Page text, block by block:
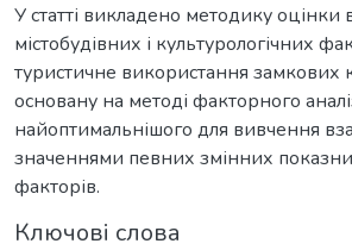
У статті викладено методику оцінки
містобудівних і культурологічних
туристичне використання замкових
основану на методі факторного
найоптимальнішого для вивчення
значеннями певних змінних
факторів.
Ключові слова